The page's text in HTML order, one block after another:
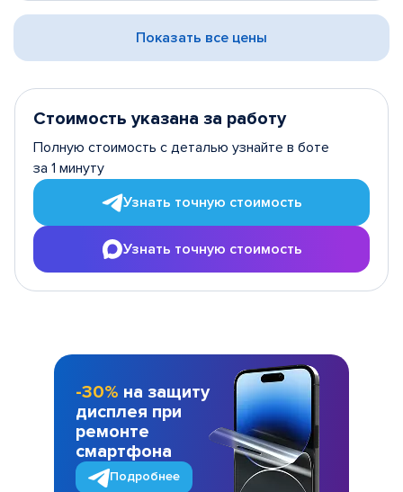
Показать все цены
Стоимость указана за работу
Полную стоимость с деталью узнайте в боте
за 1 минуту
Узнать точную стоимость
Узнать точную стоимость
-30% на защиту
дисплея при
ремонте
смартфона
Подробнее